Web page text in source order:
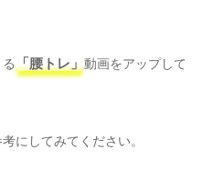
「腰トレ」動画をアップして
にしてみてください。